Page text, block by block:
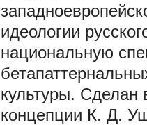
идеологии
национальную
культуры. Сделан
концепции К. Д.